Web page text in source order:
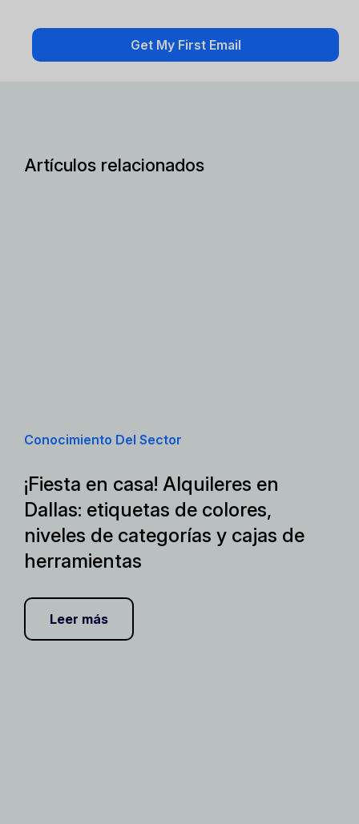
Artículos relacionados
Conocimiento Del Sector
¡Fiesta en casa! Alquileres en
Dallas: etiquetas de colores,
niveles de categorías y cajas de
herramientas
Leer más